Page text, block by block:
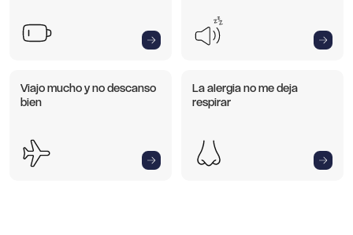
Viajo mucho y no descanso
bien
La alergia no me deja
respirar